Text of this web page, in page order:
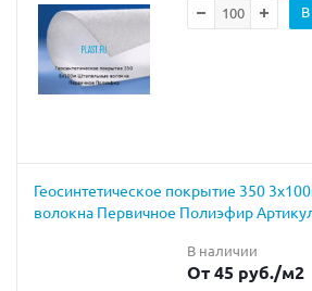
Геосинтетическое покрытие 350
волокна Первичное Полиэфир
В наличии
От 45 руб./м2